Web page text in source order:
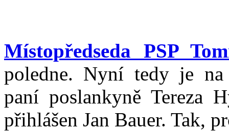
Místopředseda PSP
poledne. Nyní tedy je na
paní poslankyně Tereza
přihlášen Jan Bauer. Tak,